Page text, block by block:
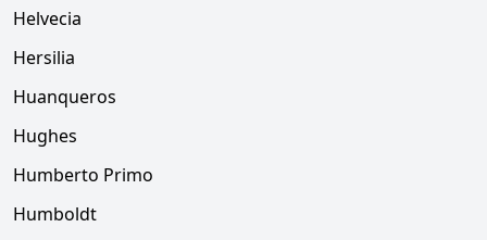
Helvecia
Hersilia
Huanqueros
Hughes
Humberto Primo
Humboldt